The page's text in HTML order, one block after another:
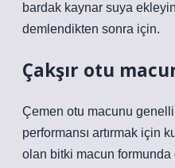
bardak kaynar suya
demlendikten sonra için.
Çakşır otu
Çemen otu macunu
performansı artırmak için
olan bitki macun